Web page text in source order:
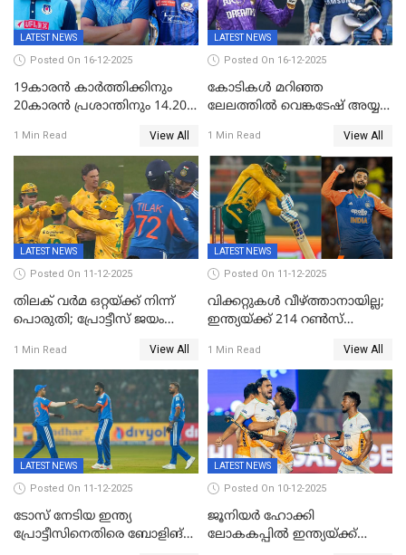
LATEST NEWS
Posted On 16-12-2025
19കാരൻ കാർത്തിക്കിനും
20കാരൻ പ്രശാന്തിനും 14.20
കോടിക്ക് ഡൽഹിയിൽ;
മലയാളി താരം വിഘ്നേഷ്
പുത്തുർ രാജസ്ഥാനിൽ
1 Min Read View All
LATEST NEWS
Posted On 16-12-2025
കോടികൾ മറിഞ്ഞ
ലേലത്തിൽ വെങ്കടേഷ് അയ്യര്‍
ബംഗളൂരുവില്‍; ക്വിന്റണ്‍ ഡി
കോക്ക് മുംബൈ
ഇന്ത്യന്‍സില്‍; 25കോടിക്ക്
കാമറൂൺ ഗ്രീൻ
കൊൽക്കത്തയിൽ
1 Min Read View All
LATEST NEWS
Posted On 11-12-2025
തിലക് വർമ ഒറ്റയ്ക്ക് നിന്ന്
പൊരുതി; പ്രോട്ടീസ് ജയം
1 Min Read View All
LATEST NEWS
Posted On 11-12-2025
വിക്കറ്റുകൾ വീഴ്ത്താനായില്ല;
ഇന്ത്യയ്ക്ക് 214 റൺസ്
ഡികോക്ക് കസറി
1 Min Read View All
LATEST NEWS
Posted On 11-12-2025
ടോസ് നേടിയ ഇന്ത്യ
പ്രോട്ടീസിനെതിരെ ബോളിങ്
LATEST NEWS
Posted On 10-12-2025
ജൂനിയര്‍ ഹോക്കി
ലോകകപ്പിൽ ഇന്ത്യയ്ക്ക്